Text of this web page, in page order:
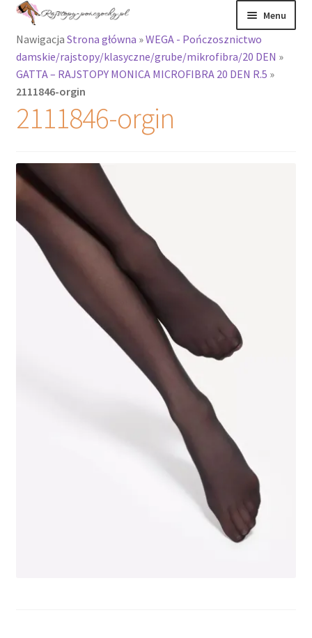
Przejdź
nawigacji
Przejdź
treści
Menu
Rajstopy
Rozwiń
menu
potomne
Rajstopy Orirose
Pończochy i
Podkolanówki i
skarpetki
Wszystkie
produkty
potomne
Nawigacja Strona główna »WEGA - Pończosznictwo
damskie/rajstopy/klasyczne/grube/mikrofibra/20 DEN »
GATTA – RAJSTOPY MONICA MICROFIBRA 20 DEN R.5 »
2111846-orgin
2111846-orgin